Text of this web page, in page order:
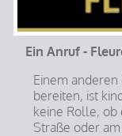
Ein Anruf -
Einem
bereiten, ist
keine Rolle, ob
Straße oder